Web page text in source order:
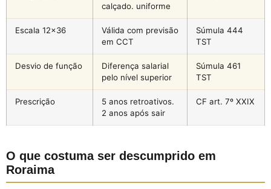
calçado. uniforme
Escala 12×36
Válida com previsão
em CCT
Súmula 444
TST
Desvio de função
Diferença salarial
pelo nível superior
Súmula 461
TST
Prescrição
5 anos retroativos.
2 anos após sair
CF art. 7º XXIX
O que costuma ser descumprido em
Roraima